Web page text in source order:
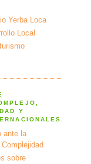
Yerba Loca
Local
Y
ante la
sobre